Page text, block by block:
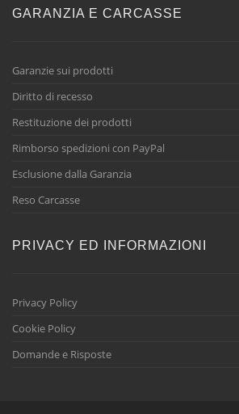
GARANZIA E CARCASSE
Garanzie sui prodotti
Diritto di recesso
Restituzione dei prodotti
Rimborso spedizioni con PayPal
Esclusione dalla Garanzia
Reso Carcasse
PRIVACY ED INFORMAZIONI
Privacy Policy
Cookie Policy
Domande e Risposte